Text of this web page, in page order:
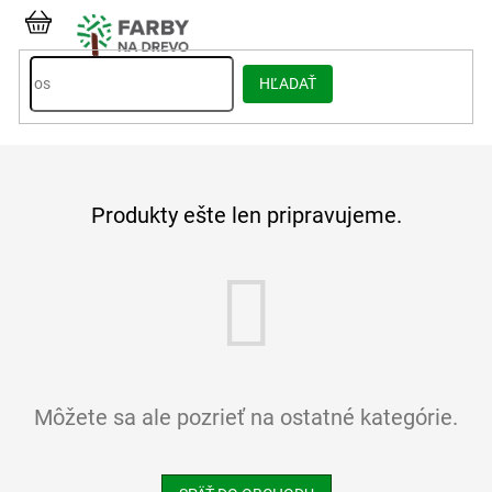
Prejsť
obsah
HĽADAŤ
NÁKUPNÝ
KOŠÍK
Produkty ešte len pripravujeme.
Môžete sa ale pozrieť na ostatné kategórie.